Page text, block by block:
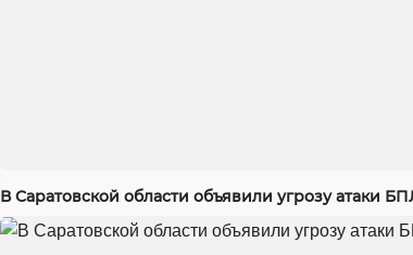
В Саратовской области объявили угрозу атаки